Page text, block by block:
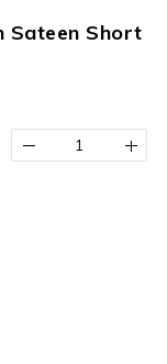
Sateen Short